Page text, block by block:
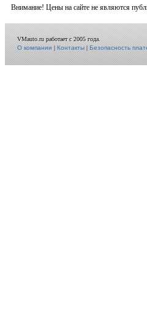
Внимание! Цены на сайте не являются
VMauto.ru работает с 2005 года.
О компании|Контакты|Безопасность